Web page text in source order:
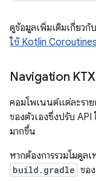
ดูข้อมูลเพิ่มเติมเกี่ยว
ใช้ Kotlin
Navigation KTX
คอมโพเนนต์แต่ละราย
ของตัวเองซึ่งปรับ
มากขึ้น
หากต้องการรวมโมดูล
build.gradle ขอ